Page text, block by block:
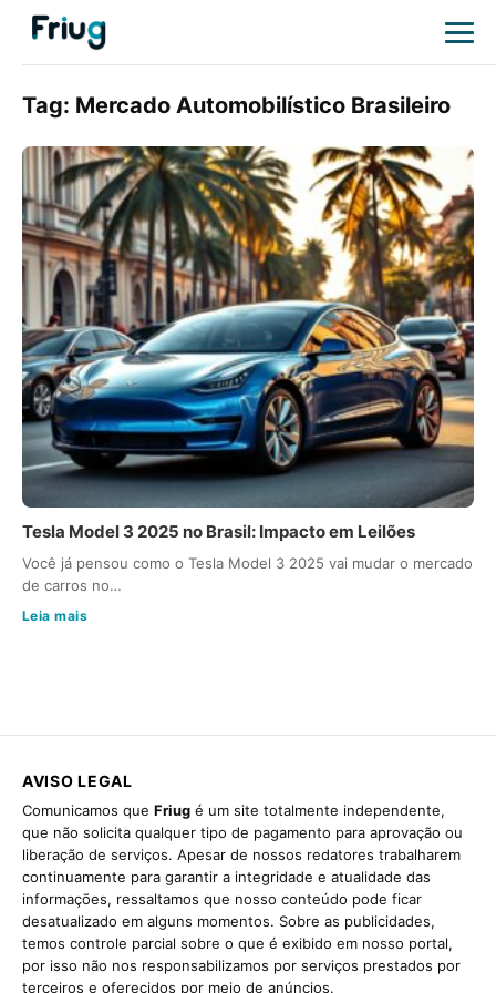
Tag: Mercado Automobilístico Brasileiro
Tesla Model 3 2025 no Brasil: Impacto em Leilões
Você já pensou como o Tesla Model 3 2025 vai mudar o mercado
de carros no…
Leia mais
AVISO LEGAL
Comunicamos que Friug é um site totalmente independente,
que não solicita qualquer tipo de pagamento para aprovação ou
liberação de serviços. Apesar de nossos redatores trabalharem
continuamente para garantir a integridade e atualidade das
informações, ressaltamos que nosso conteúdo pode ficar
desatualizado em alguns momentos. Sobre as publicidades,
temos controle parcial sobre o que é exibido em nosso portal,
por isso não nos responsabilizamos por serviços prestados por
terceiros e oferecidos por meio de anúncios.